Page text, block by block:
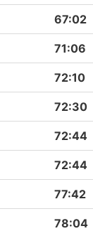
67:02
71:06
72:10
72:30
72:44
72:44
77:42
78:04